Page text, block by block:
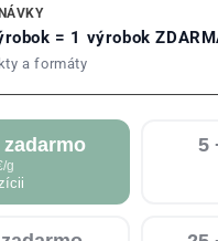
= 1 výrobok
a formáty
g
5